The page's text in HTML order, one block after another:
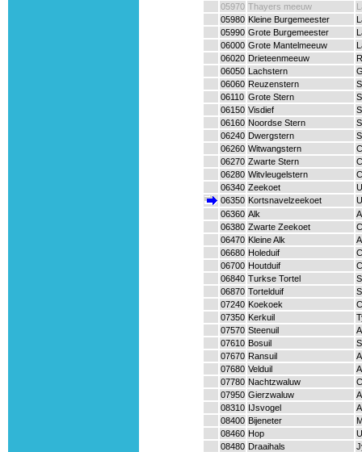
05970 Thayers meeuw
05980 Kleine Burgemeester
05990 Grote Burgemeester
06000 Grote Mantelmeeuw
06020 Drieteenmeeuw
06050 Lachstern
06060 Reuzenstern
06110 Grote Stern
06150 Visdief
06160 Noordse Stern
06240 Dwergstern
06260 Witwangstern
06270 Zwarte Stern
06280 Witvleugelstern
06340 Zeekoet
06350 Kortsnavelzeekoet
06360 Alk
06380 Zwarte Zeekoet
06470 Kleine Alk
06680 Holeduif
06700 Houtduif
06840 Turkse Tortel
06870 Tortelduif
07240 Koekoek
07350 Kerkuil
07570 Steenuil
07610 Bosuil
07670 Ransuil
07680 Velduil
07780 Nachtzwaluw
07950 Gierzwaluw
08310 IJsvogel
08400 Bijeneter
08460 Hop
08480 Draaihals